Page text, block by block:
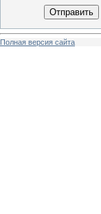
Отправить
Полная версия сайта